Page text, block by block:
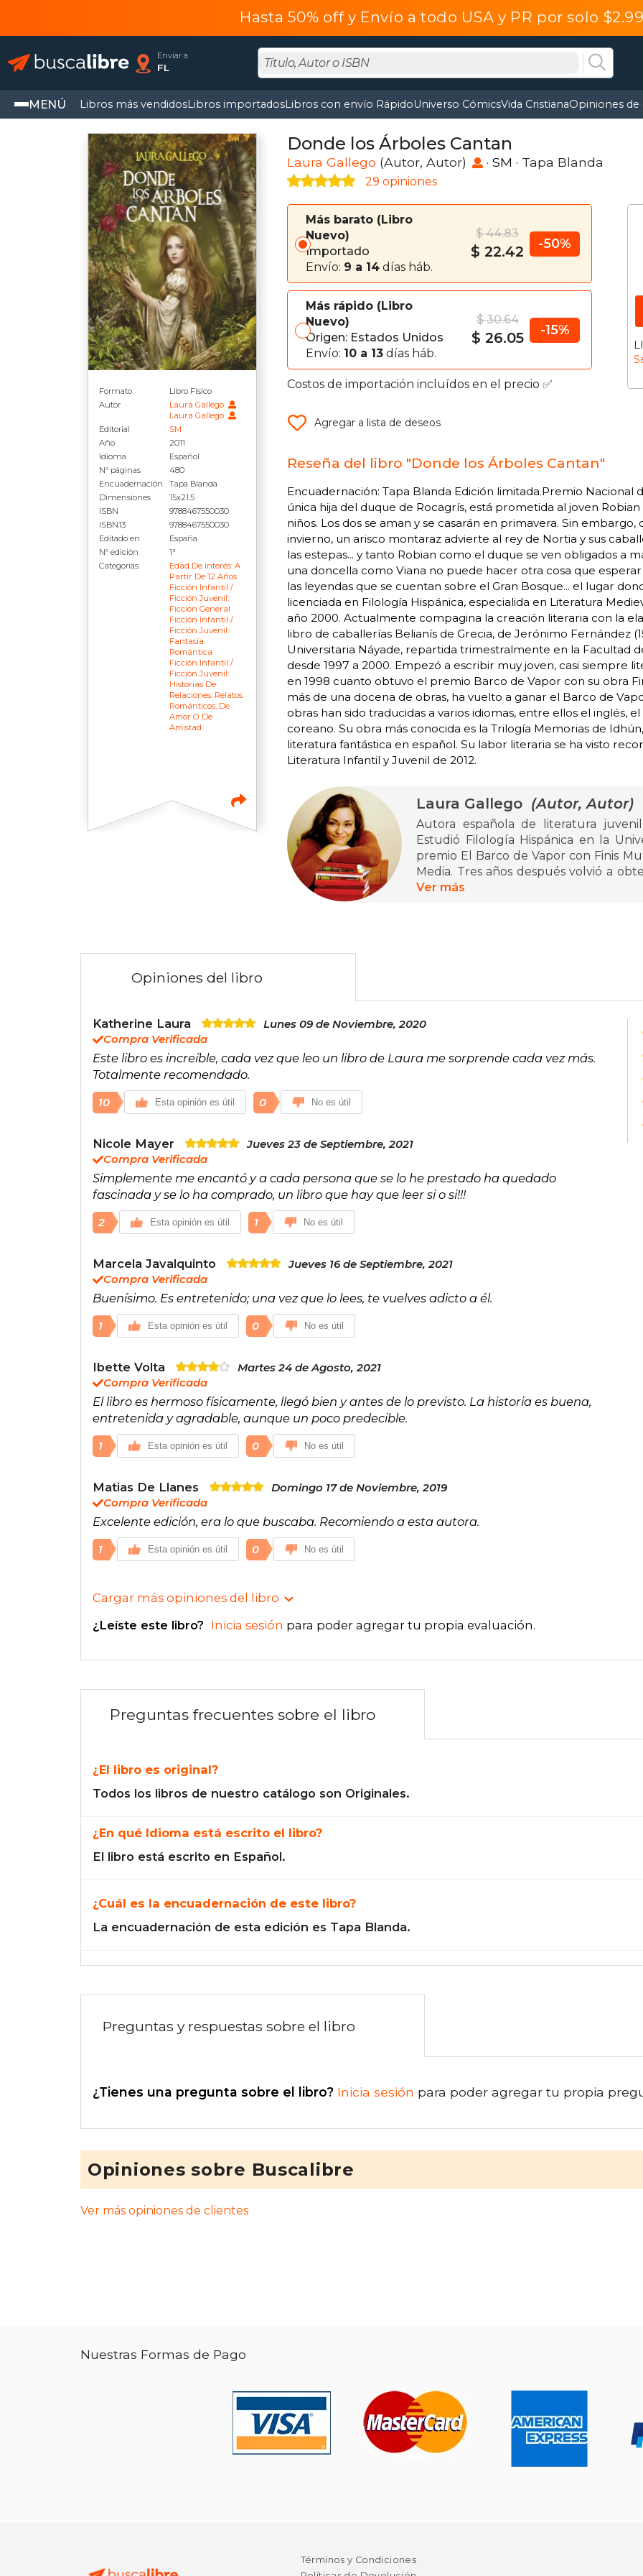
Hasta 50% off y Envío a todo USA y PR por solo
Enviar a
FL
MENÚ Libros más vendidosLibros importadosLibros con envío RápidoUniverso CómicsVida CristianaOpiniones de
Formato
Libro Físico
Autor
Laura Gallego
Laura Gallego
Editorial
SM
Año
2011
Idioma
Español
N° páginas
480
Encuadernación
Tapa Blanda
Dimensiones
15x21.5
ISBN
9788467550030
ISBN13
9788467550030
Editado en
España
N° edición
1ª
Categorías
Edad De Interés: A
Partir De 12 Años
Ficción Infantil /
Ficción Juvenil:
Ficción General
Ficción Infantil /
Ficción Juvenil:
Fantasía
Romántica
Ficción Infantil /
Ficción Juvenil:
Historias De
Relaciones: Relatos
Románticos, De
Amor O De
Amistad
Donde los Árboles Cantan
Laura Gallego (Autor, Autor) · SM · Tapa Blanda
29 opiniones
Más barato
Libro
Nuevo
Importado
Envío: 9 a 14 días háb.
$ 44.83
$ 22.42 -50%
Más rápido
Libro
Nuevo
Origen: Estados Unidos
Envío: 10 a 13 días háb.
$ 30.64
$ 26.05 -15%
Costos de importación incluídos en el precio ✅
Agregar a lista de deseos
Reseña del libro "Donde los Árboles Cantan"
Encuadernación: Tapa Blanda Edición limitada.Premio Nacional
única hija del duque de Rocagrís, está prometida al joven
niños. Los dos se aman y se casarán en primavera. Sin
invierno, un arisco montaraz advierte al rey de Nortia y sus
las estepas... y tanto Robian como el duque se ven obligados a
una doncella como Viana no puede hacer otra cosa que
las leyendas que se cuentan sobre el Gran Bosque... el lugar
licenciada en Filología Hispánica, especialida en Literatura
año 2000. Actualmente compagina la creación literaria con la
libro de caballerías Belianís de Grecia, de Jerónimo Fernández
Universitaria Náyade, repartida trimestralmente en la Facultad
desde 1997 a 2000. Empezó a escribir muy joven, casi siempre
en 1998 cuanto obtuvo el premio Barco de Vapor con su obra
más de una docena de obras, ha vuelto a ganar el Barco de
obras han sido traducidas a varios idiomas, entre ellos el inglés,
coreano. Su obra más conocida es la Trilogía Memorias de
literatura fantástica en español. Su labor literaria se ha visto
Literatura Infantil y Juvenil de 2012.
Laura Gallego (Autor, Autor)
Autora española de literatura
Estudió Filología Hispánica en la
premio El Barco de Vapor con Finis
Media. Tres años después volvió a
del Rey Errante. Actualmente su
En 2011 recibió el Premio Cervantes
por su novela Donde los árboles
Ver más
Opiniones del libro
Katherine Laura
Lunes 09 de Noviembre, 2020
Compra Verificada
Este libro es increíble, cada vez que leo un libro de Laura me sorprende cada vez más.
Totalmente recomendado.
10 Esta opinión es útil 0 No es útil
Nicole Mayer
Jueves 23 de Septiembre, 2021
Compra Verificada
Simplemente me encantó y a cada persona que se lo he prestado ha quedado
fascinada y se lo ha comprado, un libro que hay que leer si o si!!!
2 Esta opinión es útil 1 No es útil
Marcela Javalquinto
Jueves 16 de Septiembre, 2021
Compra Verificada
Buenísimo. Es entretenido; una vez que lo lees, te vuelves adicto a él.
1 Esta opinión es útil 0 No es útil
Ibette Volta
Martes 24 de Agosto, 2021
Compra Verificada
El libro es hermoso físicamente, llegó bien y antes de lo previsto. La historia es buena,
entretenida y agradable, aunque un poco predecible.
1 Esta opinión es útil 0 No es útil
Matias De Llanes
Domingo 17 de Noviembre, 2019
Compra Verificada
Excelente edición, era lo que buscaba. Recomiendo a esta autora.
1 Esta opinión es útil 0 No es útil
Cargar más opiniones del libro
¿Leíste este libro? Inicia sesión para poder agregar tu propia evaluación.
Preguntas frecuentes sobre el libro
¿El libro es original?
Todos los libros de nuestro catálogo son Originales.
¿En qué Idioma está escrito el libro?
El libro está escrito en Español.
¿Cuál es la encuadernación de este libro?
La encuadernación de esta edición es Tapa Blanda.
Preguntas y respuestas sobre el libro
¿Tienes una pregunta sobre el libro? Inicia sesión para poder agregar tu propia
Opiniones sobre Buscalibre
Ver más opiniones de clientes
Nuestras Formas de Pago
Términos y Condiciones